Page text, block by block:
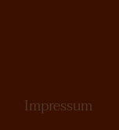
Impressum